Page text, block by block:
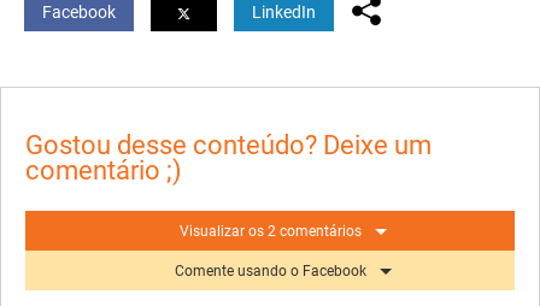
Facebook LinkedIn
Gostou desse conteúdo? Deixe um
comentário ;)
Visualizar os 2 comentários
Comente usando o Facebook